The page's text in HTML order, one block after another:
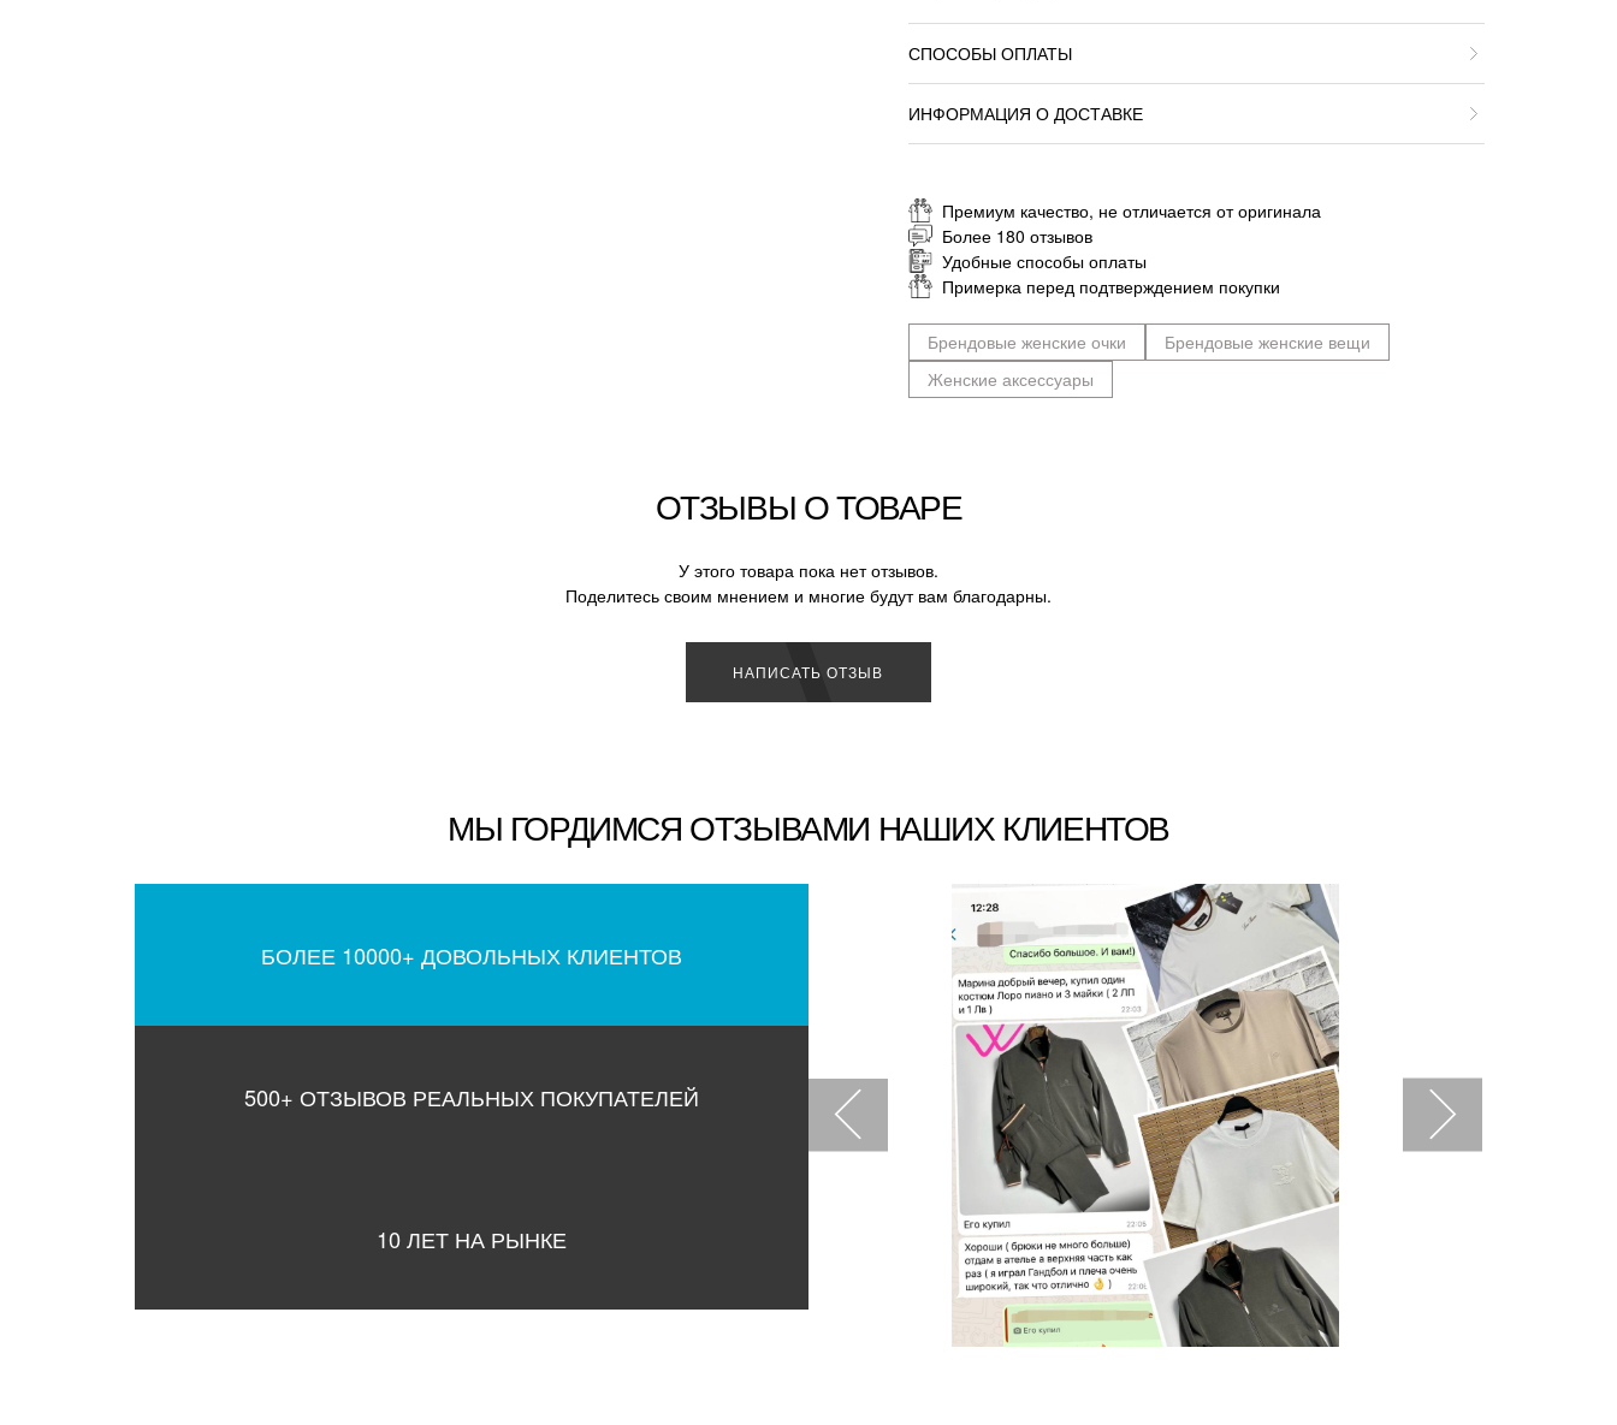
СПОСОБЫ ОПЛАТЫ
ИНФОРМАЦИЯ О ДОСТАВКЕ
Премиум качество, не отличается от оригинала
Более 180 отзывов
Удобные способы оплаты
Примерка перед подтверждением покупки
Брендовые женские очки
Брендовые женские вещи
Женские аксессуары
ОТЗЫВЫ О ТОВАРЕ
У этого товара пока нет отзывов.
Поделитесь своим мнением и многие будут вам благодарны.
НАПИСАТЬ ОТЗЫВ
МЫ ГОРДИМСЯ ОТЗЫВАМИ НАШИХ КЛИЕНТОВ
БОЛЕЕ 10000+ ДОВОЛЬНЫХ КЛИЕНТОВ
500+ ОТЗЫВОВ РЕАЛЬНЫХ ПОКУПАТЕЛЕЙ
10 ЛЕТ НА РЫНКЕ